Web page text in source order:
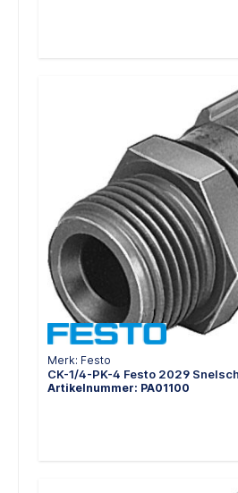
Merk: Festo
CK-1/4-PK-4 Festo 2029
Artikelnummer: PA01100